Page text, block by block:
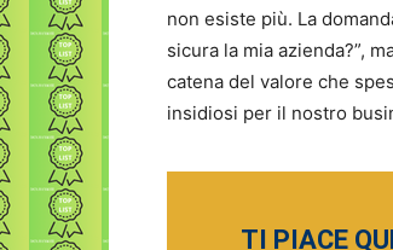
non esiste più. La
sicura la mia azienda?”,
catena del valore che
insidiosi per il nostro
TI PIACE